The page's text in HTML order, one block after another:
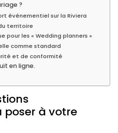
?
événementiel sur la Riviera
territoire
pour les « Wedding planners »
comme standard
et de conformité
en ligne.
à votre